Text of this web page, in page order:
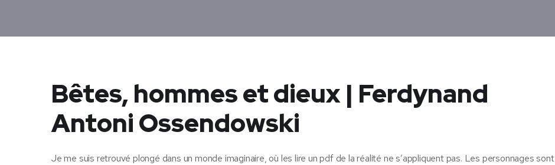
Bêtes, hommes et dieux | Ferdynand
Antoni Ossendowski
Je me suis retrouvé plongé dans un monde imaginaire, où les lire un pdf de la réalité ne s’appliquent pas. Les personnages sont